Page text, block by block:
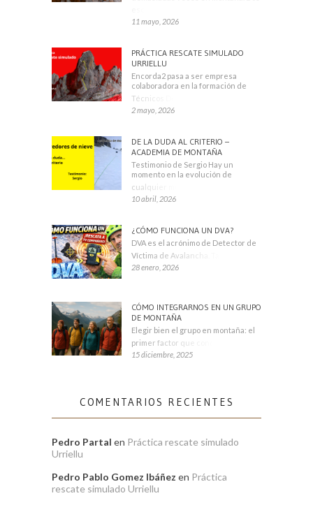
11 mayo, 2026
PRÁCTICA RESCATE SIMULADO
URRIELLU
Encorda2 pasa a ser empresa
colaboradora en la formación de
Técnicos Deportivos
2 mayo, 2026
DE LA DUDA AL CRITERIO –
ACADEMIA DE MONTAÑA
Testimonio de Sergio Hay un
momento en la evolución de
cualquier montañero
10 abril, 2026
¿CÓMO FUNCIONA UN DVA?
DVA es el acrónimo de Detector de
Víctima de Avalancha. También se
28 enero, 2026
CÓMO INTEGRARNOS EN UN GRUPO
DE MONTAÑA
Elegir bien el grupo en montaña: el
primer factor que condiciona tu
15 diciembre, 2025
COMENTARIOS RECIENTES
Pedro Partal en Práctica rescate simulado
Urriellu
Pedro Pablo Gomez Ibáñez en Práctica
rescate simulado Urriellu